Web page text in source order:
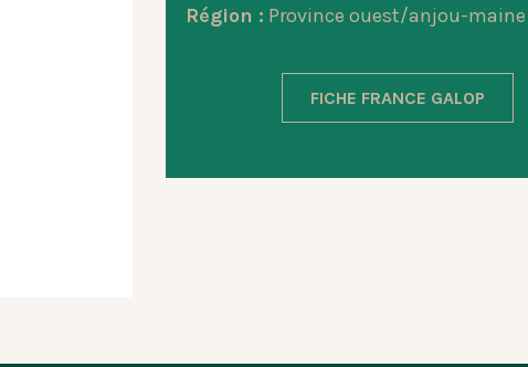
Région : Province ouest/anjou-maine
FICHE FRANCE GALOP